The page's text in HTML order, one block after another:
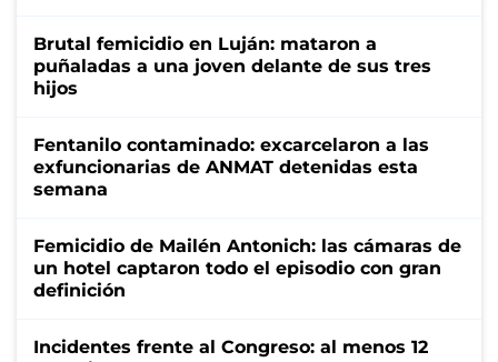
Brutal femicidio en Luján: mataron a
puñaladas a una joven delante de sus tres
hijos
Fentanilo contaminado: excarcelaron a las
exfuncionarias de ANMAT detenidas esta
semana
Femicidio de Mailén Antonich: las cámaras de
un hotel captaron todo el episodio con gran
definición
Incidentes frente al Congreso: al menos 12